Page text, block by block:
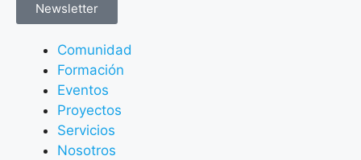
Newsletter
Comunidad
Formación
Eventos
Proyectos
Servicios
Nosotros